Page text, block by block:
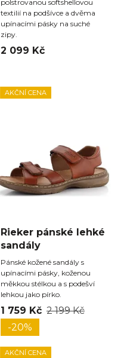
polstrovanou softshellovou
textilií na podšívce a dvěma
upínacími pásky na suché
zipy.
2 099 Kč
AKČNÍ CENA
Rieker pánské lehké
sandály
Pánské kožené sandály s
upínacími pásky, koženou
měkkou stélkou a s podešví
lehkou jako pírko.
1 759 Kč 2 199 Kč
-20%
AKČNÍ CENA